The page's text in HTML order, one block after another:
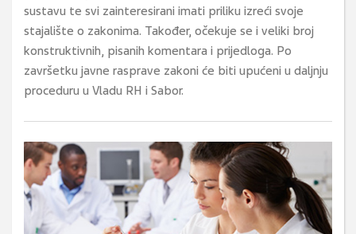
sustavu te svi zainteresirani imati priliku izreći svoje
stajalište o zakonima. Također, očekuje se i veliki broj
konstruktivnih, pisanih komentara i prijedloga. Po
završetku javne rasprave zakoni će biti upućeni u daljnju
proceduru u Vladu RH i Sabor.